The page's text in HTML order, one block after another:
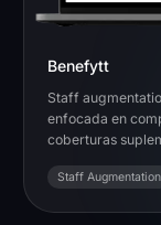
Benefytt
Staff
enfocada en
coberturas
Staff Augmentation